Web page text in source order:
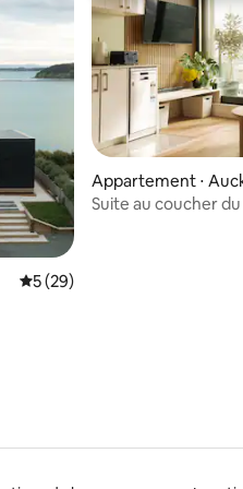
: 5 sur 5
Évaluation moyenne sur la
5 (29)
Appartement ⋅
Suite au coucher du